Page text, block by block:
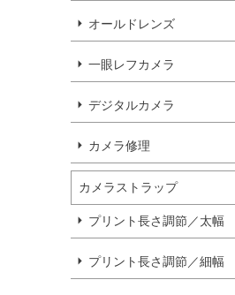
オールドレンズ
一眼レフカメラ
デジタルカメラ
カメラ修理
カメラストラップ
プリント長さ調節／太幅
プリント長さ調節／細幅